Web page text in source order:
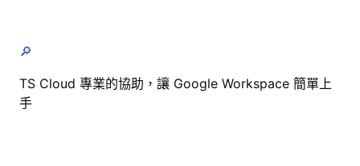
🔎
TS Cloud 專業的協助，讓 Google Workspace 簡單上
手